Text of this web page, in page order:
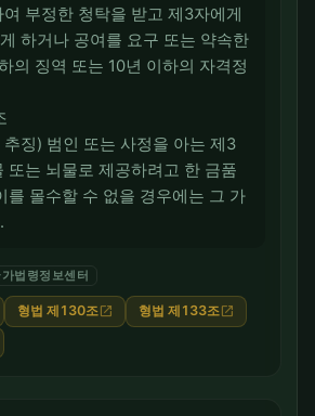
부정한 청탁을 받고 제3자에게
하거나 공여를 요구 또는 약속한
의 징역 또는 10년 이하의 자격정
징) 범인 또는 사정을 아는 제3
또는 뇌물로 제공하려고 한 금품
를 몰수할 수 없을 경우에는 그 가
가법령정보센터
형법 제130조 open_in_new 형법 제133조 open_in_new